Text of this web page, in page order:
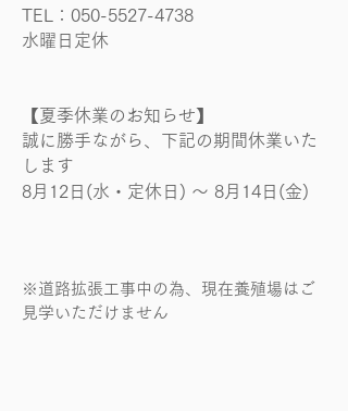
​TEL：050-5527-4738
水曜日定休
【夏季休業のお知らせ】
誠に勝手ながら、下記の期間休業いた
します
​8月12日(水・定休日) ～ 8月14日(金)
​※道路拡張工事中の為、現在養殖場はご
見学いただけません